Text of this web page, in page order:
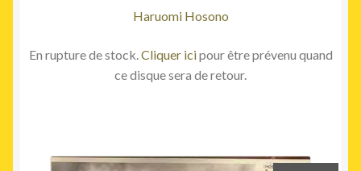
Haruomi Hosono
En rupture de stock. Cliquer icipour être prévenu quand
ce disque sera de retour.